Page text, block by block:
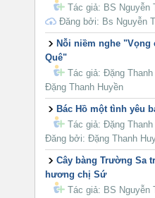
Tác giả: BS Nguyễn
Đăng bởi: Bs Nguyễn
Nỗi niềm nghe "Vọng
Quê"
Tác giả: Đặng Thanh
Đặng Thanh Huyền
Bác Hồ một tình yêu
Tác giả: Đặng Thanh
Đăng bởi: Đặng Thanh
Cây bàng Trường Sa
hương chị Sứ
Tác giả: BS Nguyễn